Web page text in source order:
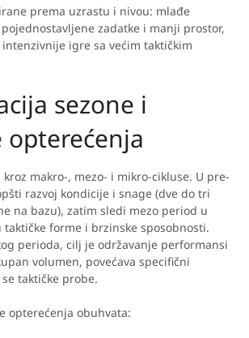
prema uzrastu i nivou: mlađe
zadatke i manji prostor,
igre sa većim taktičkim
sezone i
opterećenja
kroz makro-, mezo- i mikro-cikluse. U pre-
razvoj kondicije i snage (dve do tri
na bazu), zatim sledi mezo period u
taktičke forme i brzinske sposobnosti.
perioda, cilj je održavanje performansi
volumen, povećava specifični
taktičke probe.
opterećenja obuhvata: